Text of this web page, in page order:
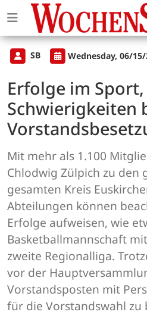
SB Wednesday, 06/15/
Erfolge im Sport,
Schwierigkeiten
Mit mehr als 1.100
Chlodwig Zülpich zu den
gesamten Kreis
Abteilungen können
Erfolge aufweisen, wie
Basketballmannschaft
zweite Regionalliga.
vor der
Vorstandsposten mit
für die Vorstandswahl zu